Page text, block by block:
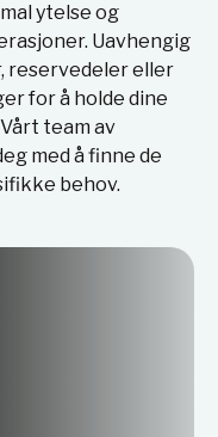
ytelse og
Uavhengig
reservedeler eller
for å holde dine
team av
med å finne de
behov.